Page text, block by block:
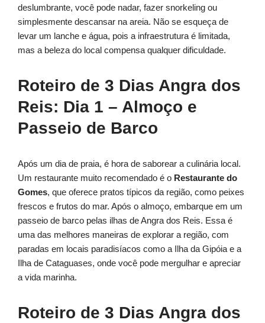
deslumbrante, você pode nadar, fazer snorkeling ou
simplesmente descansar na areia. Não se esqueça de
levar um lanche e água, pois a infraestrutura é limitada,
mas a beleza do local compensa qualquer dificuldade.
Roteiro de 3 Dias Angra dos
Reis: Dia 1 – Almoço e
Passeio de Barco
Após um dia de praia, é hora de saborear a culinária local.
Um restaurante muito recomendado é o Restaurante do
Gomes, que oferece pratos típicos da região, como peixes
frescos e frutos do mar. Após o almoço, embarque em um
passeio de barco pelas ilhas de Angra dos Reis. Essa é
uma das melhores maneiras de explorar a região, com
paradas em locais paradisíacos como a Ilha da Gipóia e a
Ilha de Cataguases, onde você pode mergulhar e apreciar
a vida marinha.
Roteiro de 3 Dias Angra dos